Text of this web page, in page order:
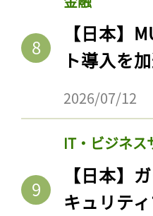
【日本】
ト導入を
2026/07/12
IT・ビジネス
【日本】
キュリテ